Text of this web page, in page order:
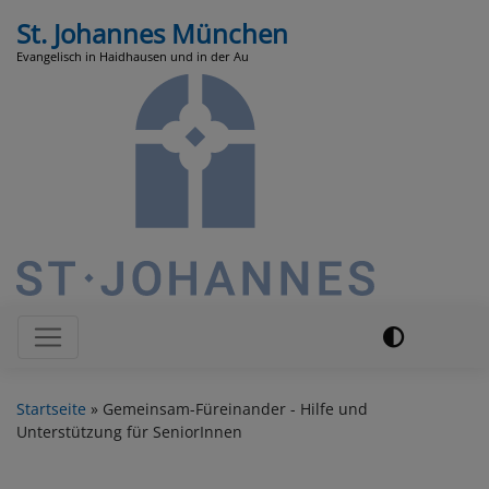
zum
Inhalt
St. Johannes München
Evangelisch in Haidhausen und in der Au
Hauptnavigation
Startseite
Gemeinsam-Füreinander - Hilfe und
Unterstützung für SeniorInnen